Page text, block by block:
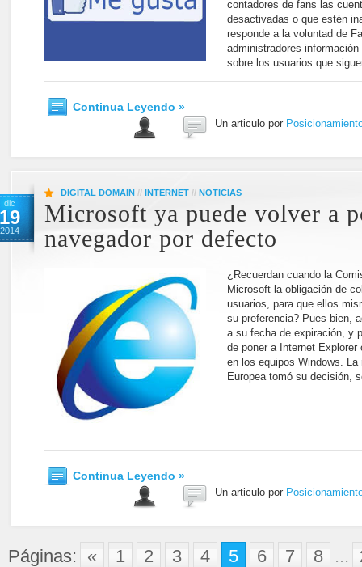
contadores de fans las
desactivadas o que estén
responde a la voluntad de
administradores
sobre los usuarios que
Continua Leyendo »
Un articulo por
dic
19
2014
DIGITAL DOMAIN // INTERNET // NOTICIAS
Microsoft ya puede volver a
navegador por defecto
¿Recuerdan cuando la
Microsoft la obligación de
usuarios, para que ellos
su preferencia? Pues bien,
a su fecha de expiración, y
de poner a Internet
en los equipos Windows.
Europea tomó su decisión,
Continua Leyendo »
Un articulo por
Páginas: « 1 2 3 4 5 6 7 8 ...